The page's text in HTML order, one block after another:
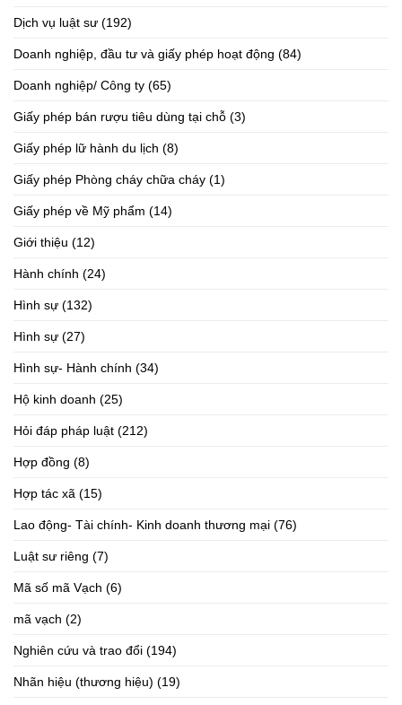
Dịch vụ luật sư (192)
Doanh nghiệp, đầu tư và giấy phép hoạt động (84)
Doanh nghiệp/ Công ty (65)
Giấy phép bán rượu tiêu dùng tại chỗ (3)
Giấy phép lữ hành du lịch (8)
Giấy phép Phòng cháy chữa cháy (1)
Giấy phép về Mỹ phẩm (14)
Giới thiệu (12)
Hành chính (24)
Hình sự (132)
Hình sự (27)
Hình sự- Hành chính (34)
Hộ kinh doanh (25)
Hỏi đáp pháp luật (212)
Hợp đồng (8)
Hợp tác xã (15)
Lao động- Tài chính- Kinh doanh thương mại (76)
Luật sư riêng (7)
Mã số mã Vạch (6)
mã vạch (2)
Nghiên cứu và trao đổi (194)
Nhãn hiệu (thương hiệu) (19)